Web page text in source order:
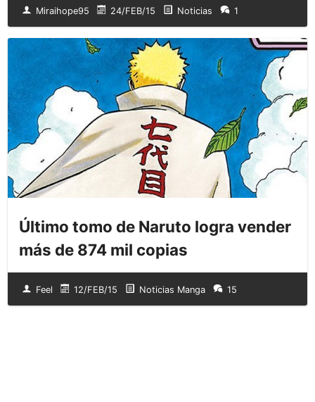
Miraihope95 24/FEB/15 Noticias 1
Último tomo de Naruto logra vender
más de 874 mil copias
Feel 12/FEB/15 Noticias Manga 15